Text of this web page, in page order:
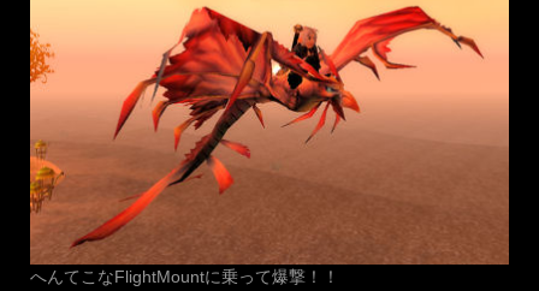
へんてこなFlightMountに乗って爆撃！！